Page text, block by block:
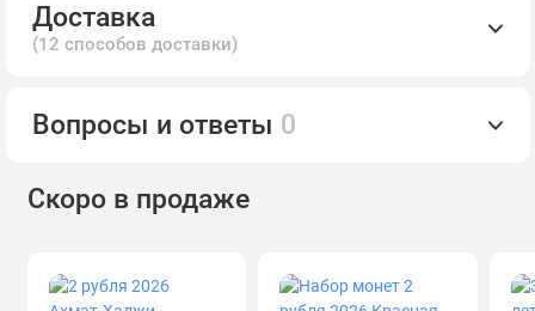
Доставка
(12 способов доставки)
Вопросы и ответы 0
Скоро в продаже